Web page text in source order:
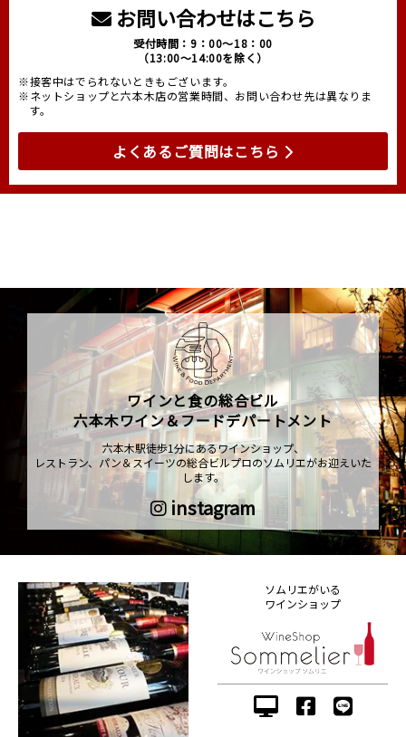
お問い合わせはこちら
受付時間：9：00～18：00
（13:00～14:00を除く）
※接客中はでられないときもございます。
※ネットショップと六本木店の営業時間、お問い合わせ先は異なりま
す。
よくあるご質問はこちら
ワインと食の総合ビル
六本木ワイン＆フードデパートメント
六本木駅徒歩1分にあるワインショップ、
レストラン、パン＆スイーツの総合ビルプロのソムリエがお迎えいた
します。
instagram
ソムリエがいる
ワインショップ